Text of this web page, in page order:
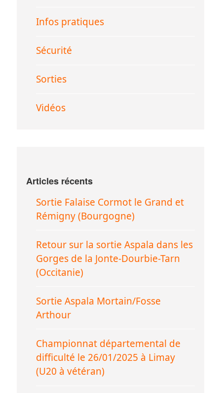
Infos pratiques
Sécurité
Sorties
Vidéos
Articles récents
Sortie Falaise Cormot le Grand et
Rémigny (Bourgogne)
Retour sur la sortie Aspala dans les
Gorges de la Jonte-Dourbie-Tarn
(Occitanie)
Sortie Aspala Mortain/Fosse
Arthour
Championnat départemental de
difficulté le 26/01/2025 à Limay
(U20 à vétéran)